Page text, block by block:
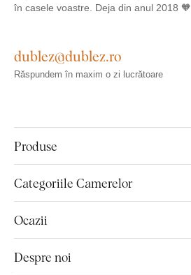
în casele voastre. Deja din anul 2018 🧡
Produse
Categoriile Camerelor
Ocazii
Despre noi
dublez@dublez.ro
Răspundem în maxim o zi lucrătoare